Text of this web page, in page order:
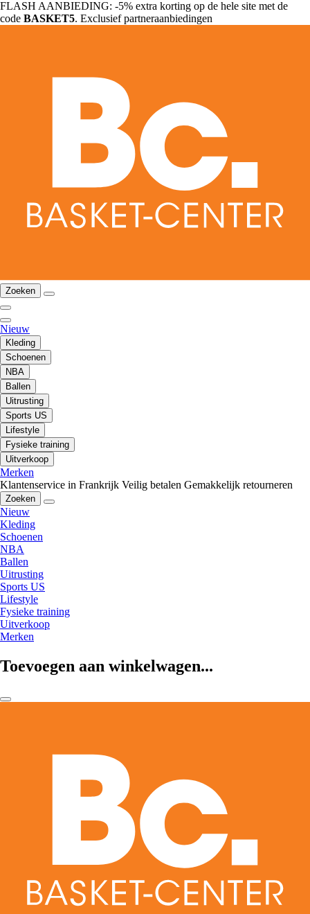
FLASH AANBIEDING: -5% extra korting op de hele site met de
code BASKET5. Exclusief partneraanbiedingen
Zoeken
Nieuw
Kleding
Schoenen
NBA
Ballen
Uitrusting
Sports US
Lifestyle
Fysieke training
Uitverkoop
Merken
Klantenservice in Frankrijk Veilig betalen Gemakkelijk retourneren
Zoeken
Nieuw
Kleding
Schoenen
NBA
Ballen
Uitrusting
Sports US
Lifestyle
Fysieke training
Uitverkoop
Merken
Toevoegen aan winkelwagen...